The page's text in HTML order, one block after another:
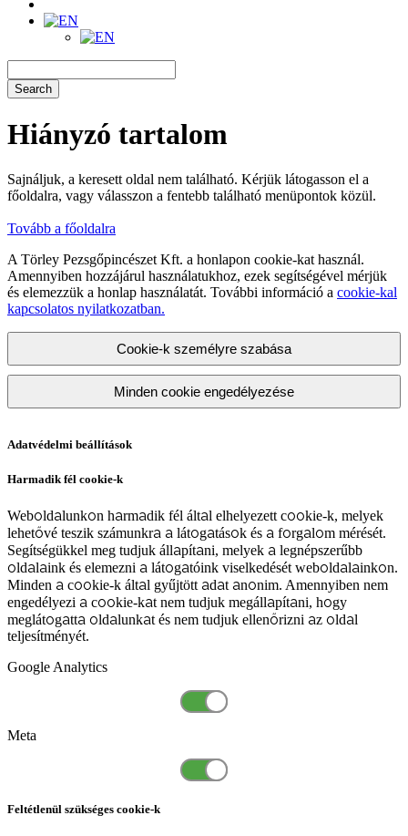
Search
Hiányzó tartalom
Sajnáljuk, a keresett oldal nem található. Kérjük látogasson el a
főoldalra, vagy válasszon a fentebb található menüpontok közül.
Tovább a főoldalra
A Törley Pezsgőpincészet Kft. a honlapon cookie-kat használ.
Amennyiben hozzájárul használatukhoz, ezek segítségével mérjük
és elemezzük a honlap használatát. További információ a cookie-kal
kapcsolatos nyilatkozatban.
Cookie-k személyre szabása
Minden cookie engedélyezése
Adatvédelmi beállítások
Harmadik fél cookie-k
Weboldalunkon harmadik fél által elhelyezett cookie-k, melyek
lehetővé teszik számunkra a látogatások és a forgalom mérését.
Segítségükkel meg tudjuk állapítani, melyek a legnépszerűbb
oldalaink és elemezni a látogatóink viselkedését weboldalainkon.
Minden a cookie-k által gyűjtött adat anonim. Amennyiben nem
engedélyezi a cookie-kat nem tudjuk megállapítani, hogy
meglátogatta oldalunkat és nem tudjuk ellenőrizni az oldal
teljesítményét.
Google Analytics
Meta
Feltétlenül szükséges cookie-k